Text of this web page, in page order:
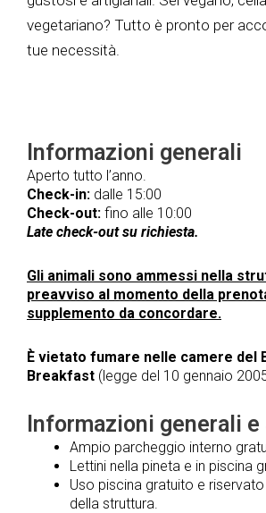
vegetariano? Tutto è pronto per
tue necessità.
Informazioni generali
Aperto tutto l’anno.
Check-in: dalle 15:00
Check-out: fino alle 10:00
Late check-out su richiesta.
Gli animali sono ammessi nella
preavviso al momento della
supplemento da concordare.
È vietato fumare nelle camere del
Breakfast (legge del 10 gennaio
Informazioni generali e
Ampio parcheggio interno
Lettini nella pineta e in piscina
Uso piscina gratuito e
della struttura.